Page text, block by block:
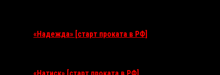
«Надежда» [старт проката в РФ]